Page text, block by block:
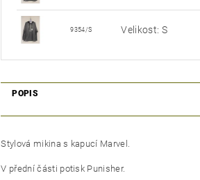
9354/S Velikost: S
POPIS
Stylová mikina s kapucí Marvel.
V přední části potisk Punisher.